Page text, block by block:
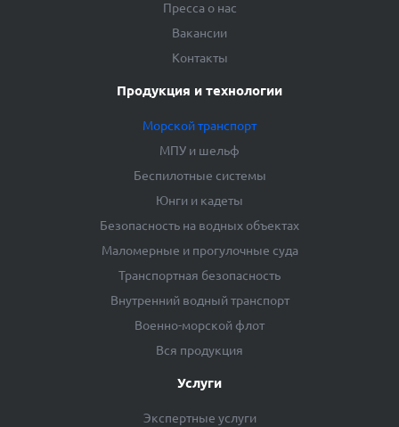
Пресса о нас
Вакансии
Контакты
Продукция и технологии
Морской транспорт
МПУ и шельф
Беспилотные системы
Юнги и кадеты
Безопасность на водных объектах
Маломерные и прогулочные суда
Транспортная безопасность
Внутренний водный транспорт
Военно-морской флот
Вся продукция
Услуги
Экспертные услуги